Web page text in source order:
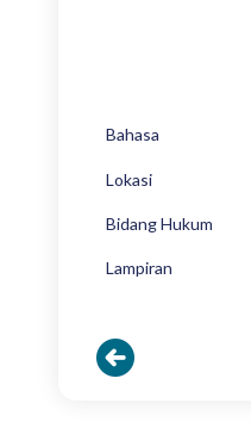
Bahasa
Lokasi
Bidang Hukum
Lampiran